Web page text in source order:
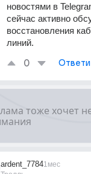
новостями в
сейчас активно
восстановления
линий.
0
ardent_77841мес